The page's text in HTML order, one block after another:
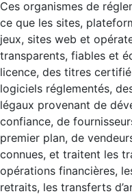
Ces organismes de
ce que les sites,
jeux, sites web et
transparents, fiables et
licence, des titres
logiciels réglementés,
légaux provenant de
confiance, de
premier plan, de
connues, et traitent les
opérations financières,
retraits, les transferts